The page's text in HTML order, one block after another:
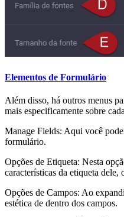
Elementos de Formulário
Além disso, há outros menus
mais especificamente sobre
Manage Fields: Aqui você
formulário.
Opções de Etiqueta: Nesta
características da etiqueta dele,
Opções de Campos: Ao
estética de dentro dos campos.